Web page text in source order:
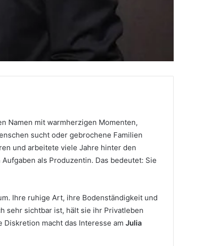
Namen mit warmherzigen Momenten,
sucht oder gebrochene Familien
und arbeitete viele Jahre hinter den
als Produzentin. Das bedeutet: Sie
Ihre ruhige Art, ihre Bodenständigkeit und
sehr sichtbar ist, hält sie ihr Privatleben
macht das Interesse am Julia